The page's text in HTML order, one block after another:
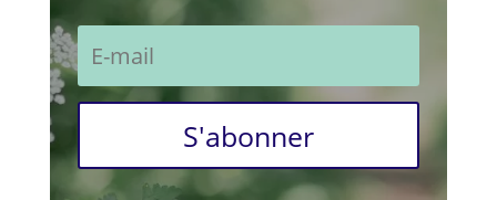
S'abonner